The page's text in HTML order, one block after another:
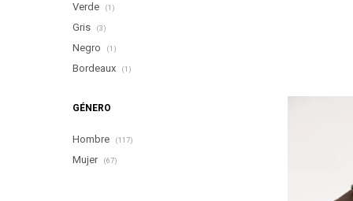
Verde (1)
Gris (3)
Negro (1)
Bordeaux (1)
GÉNERO
Hombre (117)
Mujer (67)